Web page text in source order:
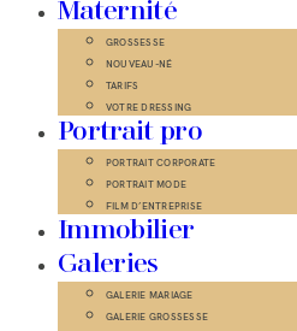
Maternité
GROSSESSE
NOUVEAU-NÉ
TARIFS
VOTRE DRESSING
Portrait pro
PORTRAIT CORPORATE
PORTRAIT MODE
FILM D’ENTREPRISE
Immobilier
Galeries
GALERIE MARIAGE
GALERIE GROSSESSE